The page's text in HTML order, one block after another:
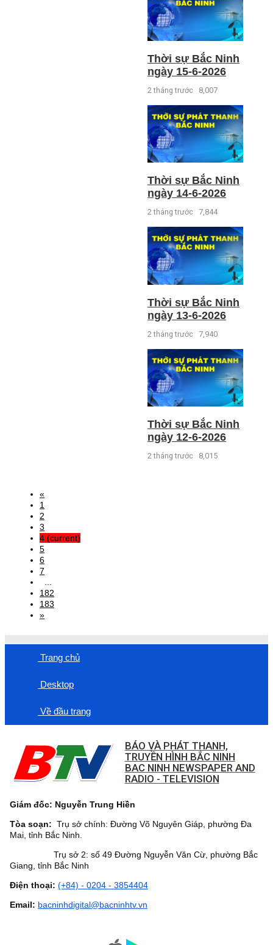
Thời sự Bắc Ninh
ngày 15-6-2026
2 tháng trước 8,007
Thời sự Bắc Ninh
ngày 14-6-2026
2 tháng trước 7,844
Thời sự Bắc Ninh
ngày 13-6-2026
2 tháng trước 7,940
Thời sự Bắc Ninh
ngày 12-6-2026
2 tháng trước 8,015
«
1
2
3
4 (current)
5
6
7
...
182
183
»
Trang chủ
Desktop
Về đầu trang
BÁO VÀ PHÁT THANH,
TRUYỀN HÌNH BẮC NINH
BAC NINH NEWSPAPER AND
RADIO - TELEVISION
Giám đốc: Nguyễn Trung Hiền
Tòa soạn: Trụ sở chính: Đường Võ Nguyên Giáp, phường Đa
Mai, tỉnh Bắc Ninh.
Trụ sở 2: số 49 Đường Nguyễn Văn Cừ, phường Bắc
Giang, tỉnh Bắc Ninh
Điện thoại: (+84) - 0204 - 3854404
Email: bacninhdigital@bacninhtv.vn